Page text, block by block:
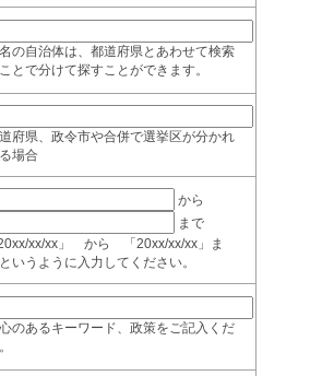
の自治体は、都道府県とあわせて検索
とで分けて探すことができます。
府県、政令市や合併で選挙区が分かれ
場合
から
まで
xx/xx」 から 「20xx/xx/xx」ま
いうように入力してください。
のあるキーワード、政策をご記入くだ